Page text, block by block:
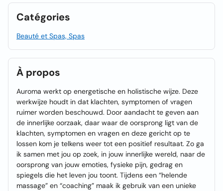
Catégories
Beauté et Spas, Spas
À propos
Auroma werkt op energetische en holistische wijze. Deze
werkwijze houdt in dat klachten, symptomen of vragen
ruimer worden beschouwd. Door aandacht te geven aan
de innerlijke oorzaak, daar waar de oorsprong ligt van de
klachten, symptomen en vragen en deze gericht op te
lossen kom je telkens weer tot een positief resultaat. Zo ga
ik samen met jou op zoek, in jouw innerlijke wereld, naar de
oorsprong van jouw emoties, fysieke pijn, gedrag en
spiegels die het leven jou toont. Tijdens een “helende
massage” en “coaching” maak ik gebruik van een unieke